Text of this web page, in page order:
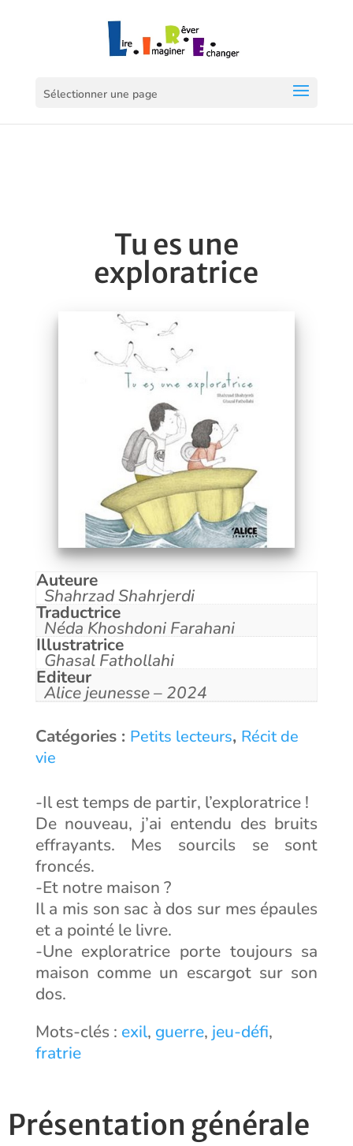
Sélectionner une page
Tu es une
exploratrice
Auteure
Shahrzad Shahrjerdi
Traductrice
Néda Khoshdoni Farahani
Illustratrice
Ghasal Fathollahi
Editeur
Alice jeunesse – 2024
Catégories : Petits lecteurs, Récit de
vie
-Il est temps de partir, l’exploratrice !
De nouveau, j’ai entendu des bruits
effrayants. Mes sourcils se sont
froncés.
-Et notre maison ?
Il a mis son sac à dos sur mes épaules
et a pointé le livre.
-Une exploratrice porte toujours sa
maison comme un escargot sur son
dos.
Mots-clés : exil, guerre, jeu-défi,
fratrie
Présentation générale